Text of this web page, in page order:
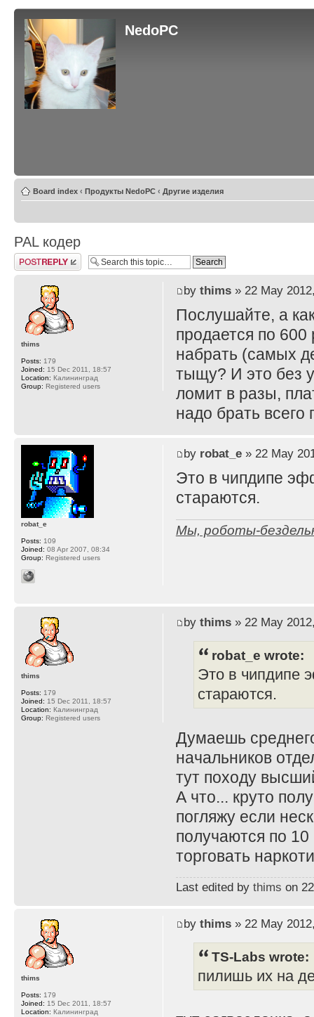
NedoPC
Board index ‹ Продукты NedoPC ‹ Другие изделия
PAL кодер
Post a reply
by thims» 22 May
Послушайте, а
продается по
набрать (самых
тыщу? И это без
ломит в разы,
надо брать
thims
Posts: 179
Joined: 15 Dec 2011, 18:57
Location: Калининград
Group: Registered users
by robat_e» 22 May
Это в чипдипе
стараются.
Мы, роботы-
robat_e
Posts: 109
Joined: 08 Apr 2007, 08:34
Group: Registered users
by thims» 22 May
robat_e wrote:
Это в чипдипе
стараются.
Думаешь
начальников
тут походу
А что... круто
погляжу если
получаются по
торговать
Last edited by thims on
thims
Posts: 179
Joined: 15 Dec 2011, 18:57
Location: Калининград
Group: Registered users
by thims» 22 May
TS-Labs wrote:
пилишь их на
thims
Posts: 179
Joined: 15 Dec 2011, 18:57
Location: Калининград